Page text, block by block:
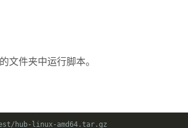
文件夹中运行脚本。
hub-linux-amd64.tar.gz